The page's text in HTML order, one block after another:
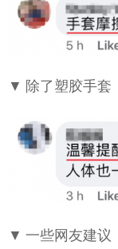
▼ 除了塑胶手套
▼ 一些网友建议